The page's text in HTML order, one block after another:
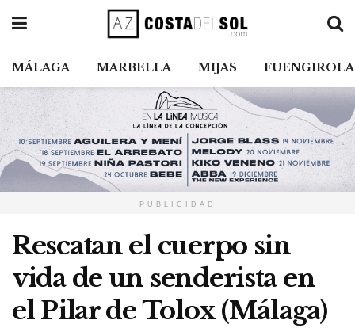
MÁLAGA MARBELLA MIJAS FUENGIROLA
PUBLICIDAD
Rescatan el cuerpo sin
vida de un senderista en
el Pilar de Tolox (Málaga)